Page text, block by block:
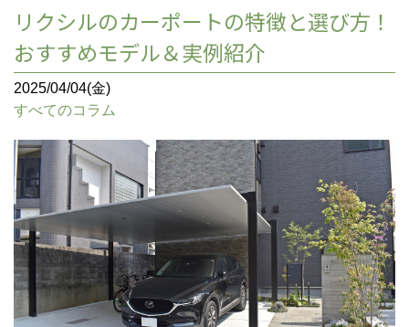
リクシルのカーポートの特徴と選び方！
おすすめモデル＆実例紹介
2025/04/04(金)
すべてのコラム